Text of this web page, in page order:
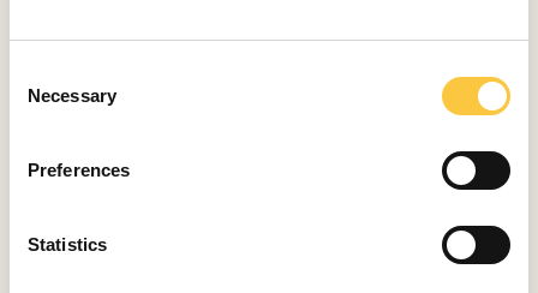
Necessary
Preferences
Statistics
enamorar de sí mismos, así que a menudo esto se
extiende también a otros segmentos de la vida. Al fin y
al cabo, cada uno de nosotros es más feliz y su día es
que ve.
PERSONAS?
Una mirada al paciente sentado en la sala de espera